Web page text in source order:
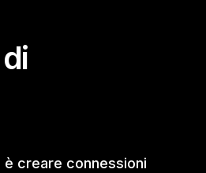
è creare connessioni